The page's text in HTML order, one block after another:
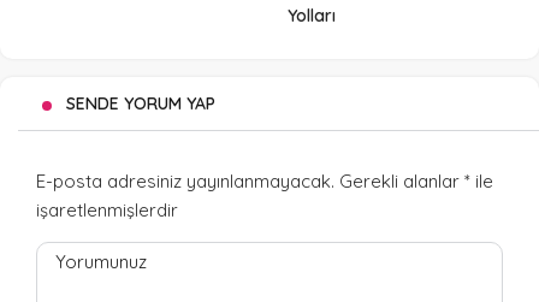
Yolları
SENDE YORUM YAP
E-posta adresiniz yayınlanmayacak. Gerekli alanlar * ile
işaretlenmişlerdir
Yorumunuz